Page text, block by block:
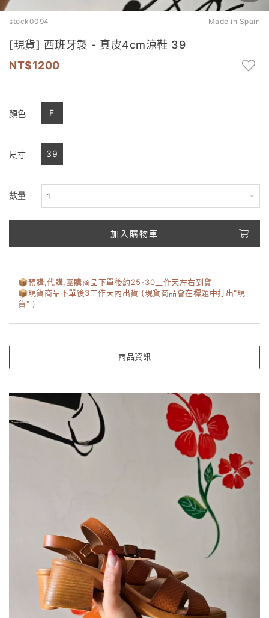
stock0094 Made in Spain
[現貨] 西班牙製 - 真皮4cm涼鞋 39
1200
顏色 F
尺寸 39
數量
加入購物車
📦️預購,代購,團購商品下單後約25-30工作天左右到貨
📦️現貨商品下單後3工作天內出貨 (現貨商品會在標題中打出"現
貨" )
商品資訊